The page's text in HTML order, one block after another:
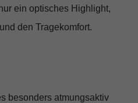
ein optisches Highlight,
den Tragekomfort.
besonders atmungsaktiv